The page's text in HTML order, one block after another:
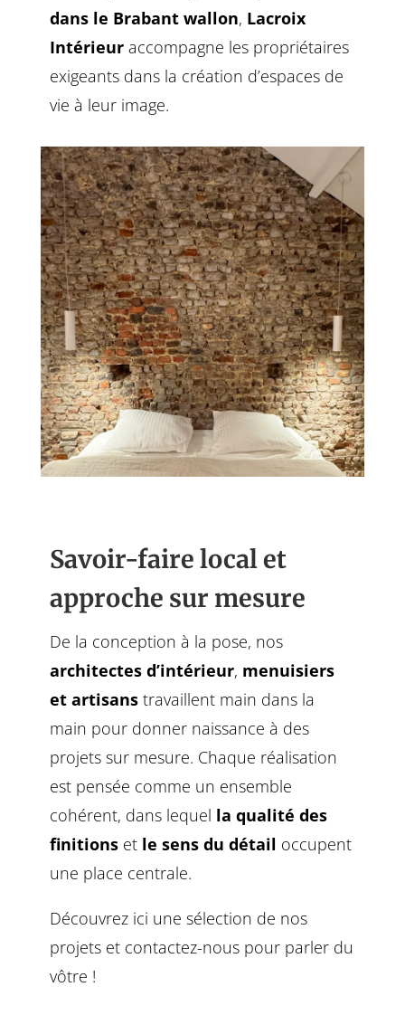
dans le Brabant wallon, Lacroix
Intérieuraccompagne les propriétaires
exigeants dans la création d’espaces de
vie à leur image.
Savoir-faire local et
approche sur mesure
De la conception à la pose, nos
architectes d’intérieur, menuisiers
et artisans travaillent main dans la
main pour donner naissance à des
projets sur mesure. Chaque réalisation
est pensée comme un ensemble
cohérent, dans lequel la qualité des
finitionset le sens du détail occupent
une place centrale.
Découvrez ici une sélection de nos
projets et contactez-nous pour parler du
vôtre !